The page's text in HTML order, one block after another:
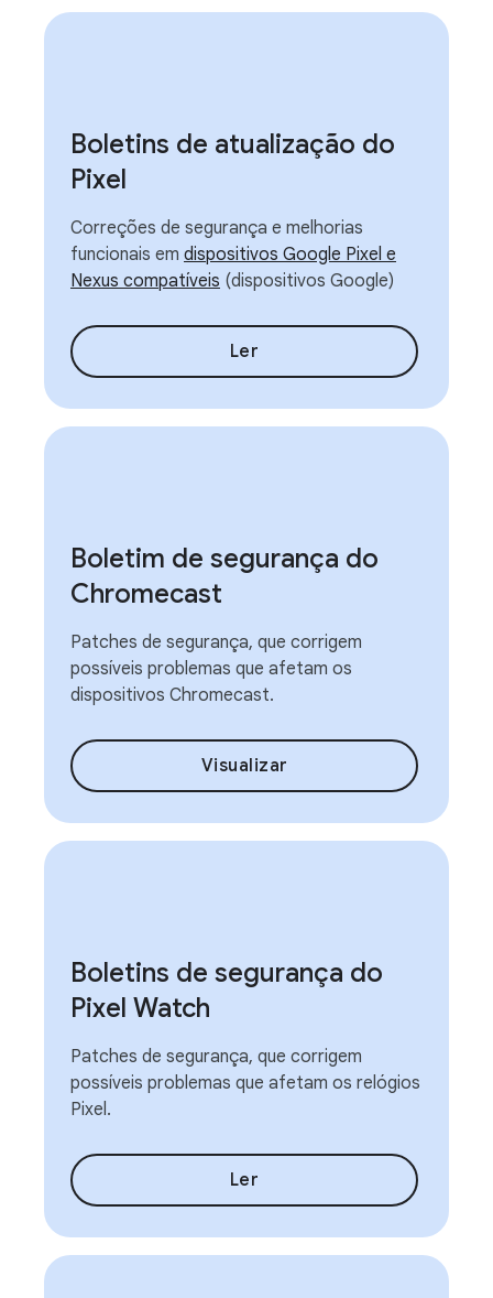
Boletins de atualização do
Pixel
Correções de segurança e melhorias
funcionais em dispositivos Google Pixel e
Nexus compatíveis (dispositivos Google)
Ler
Boletim de segurança do
Chromecast
Patches de segurança, que corrigem
possíveis problemas que afetam os
dispositivos Chromecast.
Visualizar
Boletins de segurança do
Pixel Watch
Patches de segurança, que corrigem
possíveis problemas que afetam os relógios
Pixel.
Ler